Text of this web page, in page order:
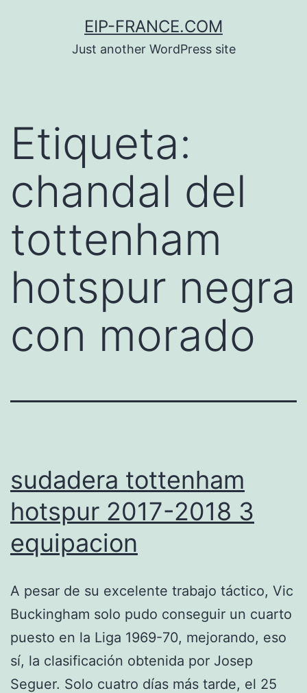
EIP-FRANCE.COM
Just another WordPress site
Etiqueta:
chandal del
tottenham
hotspur negra
con morado
sudadera tottenham
hotspur 2017-2018 3
equipacion
A pesar de su excelente trabajo táctico, Vic
Buckingham solo pudo conseguir un cuarto
puesto en la Liga 1969-70, mejorando, eso
sí, la clasificación obtenida por Josep
Seguer. Solo cuatro días más tarde, el 25